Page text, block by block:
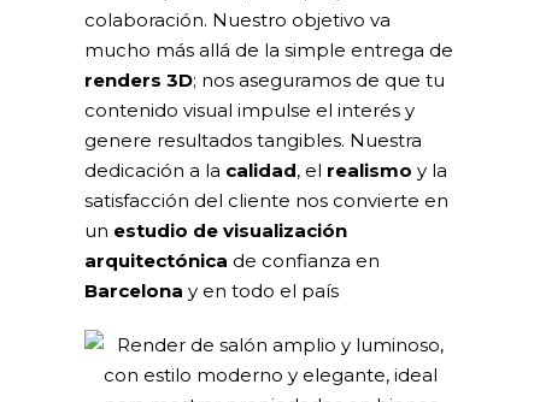
colaboración. Nuestro objetivo va
mucho más allá de la simple entrega de
renders 3D; nos aseguramos de que tu
contenido visual impulse el interés y
genere resultados tangibles. Nuestra
dedicación a la calidad, el realismo y la
satisfacción del cliente nos convierte en
un estudio de visualización
arquitectónica de confianza en
Barcelona y en todo el país